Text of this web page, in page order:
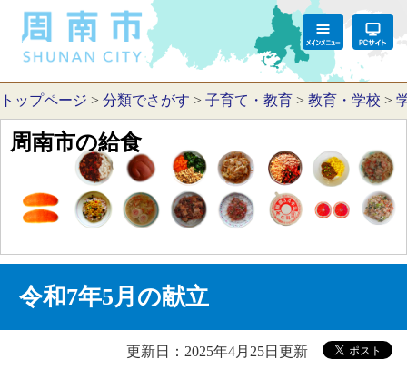
トップページ > 分類でさがす > 子育て・教育 > 教育・学校 >
周南市の給食
令和7年5月の献立
更新日：2025年4月25日更新